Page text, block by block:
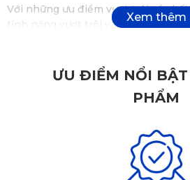
Với những ưu điểm vượt trội về
tính năng vượt trội và dịch vụ hậu
chuộng và tin dùng đến vậy.
Nhà cung cấp phụ kiện nội
xuất thảm lót sàn ô tô. Với hơn 10
tôi đã cho ra đời những sản phẩm
được làm từ chất liệu PVC nguyên
ƯU ĐIỂM NỔI BẬT
PHẨM